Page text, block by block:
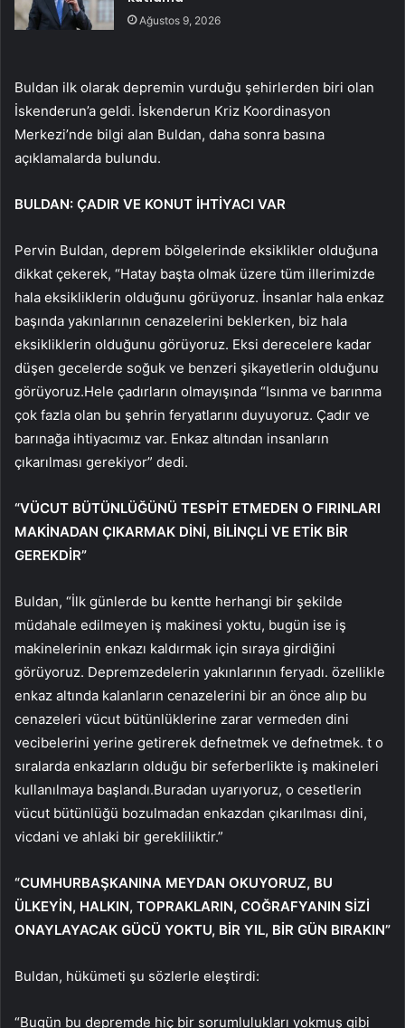
Ağustos 9, 2026
Buldan ilk olarak depremin vurduğu şehirlerden biri olan
İskenderun’a geldi. İskenderun Kriz Koordinasyon
Merkezi’nde bilgi alan Buldan, daha sonra basına
açıklamalarda bulundu.
BULDAN: ÇADIR VE KONUT İHTİYACI VAR
Pervin Buldan, deprem bölgelerinde eksiklikler olduğuna
dikkat çekerek, “Hatay başta olmak üzere tüm illerimizde
hala eksikliklerin olduğunu görüyoruz. İnsanlar hala enkaz
başında yakınlarının cenazelerini beklerken, biz hala
eksikliklerin olduğunu görüyoruz. Eksi derecelere kadar
düşen gecelerde soğuk ve benzeri şikayetlerin olduğunu
görüyoruz.Hele çadırların olmayışında “Isınma ve barınma
çok fazla olan bu şehrin feryatlarını duyuyoruz. Çadır ve
barınağa ihtiyacımız var. Enkaz altından insanların
çıkarılması gerekiyor” dedi.
“VÜCUT BÜTÜNLÜĞÜNÜ TESPİT ETMEDEN O FIRINLARI
MAKİNADAN ÇIKARMAK DİNİ, BİLİNÇLİ VE ETİK BİR
GEREKDİR”
Buldan, “İlk günlerde bu kentte herhangi bir şekilde
müdahale edilmeyen iş makinesi yoktu, bugün ise iş
makinelerinin enkazı kaldırmak için sıraya girdiğini
görüyoruz. Depremzedelerin yakınlarının feryadı. özellikle
enkaz altında kalanların cenazelerini bir an önce alıp bu
cenazeleri vücut bütünlüklerine zarar vermeden dini
vecibelerini yerine getirerek defnetmek ve defnetmek. t o
sıralarda enkazların olduğu bir seferberlikte iş makineleri
kullanılmaya başlandı.Buradan uyarıyoruz, o cesetlerin
vücut bütünlüğü bozulmadan enkazdan çıkarılması dini,
vicdani ve ahlaki bir gerekliliktir.”
“CUMHURBAŞKANINA MEYDAN OKUYORUZ, BU
ÜLKEYİN, HALKIN, TOPRAKLARIN, COĞRAFYANIN SİZİ
ONAYLAYACAK GÜCÜ YOKTU, BİR YIL, BİR GÜN BIRAKIN”
Buldan, hükümeti şu sözlerle eleştirdi:
“Bugün bu depremde hiç bir sorumlulukları yokmuş gibi